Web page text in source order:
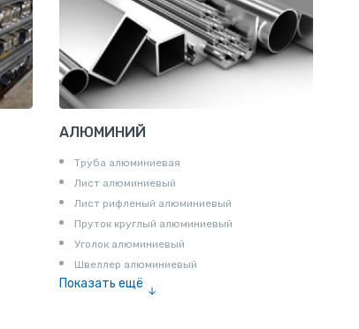
АЛЮМИНИЙ
Труба алюминиевая
Лист алюминиевый
Лист рифленый алюминиевый
Пруток круглый алюминиевый
Уголок алюминиевый
Швеллер алюминиевый
Показать ещё